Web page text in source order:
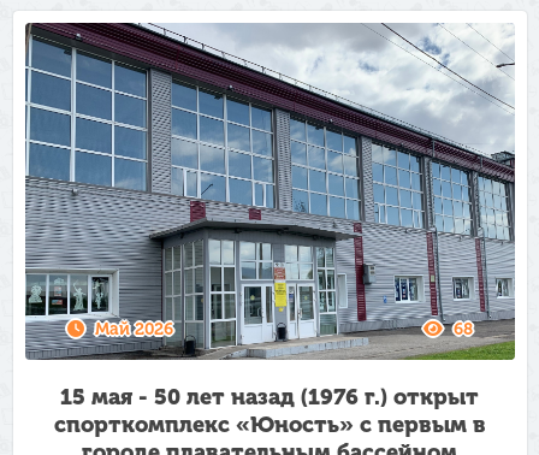
Май 2026 68
15 мая - 50 лет назад (1976 г.) открыт
спорткомплекс «Юность» с первым в